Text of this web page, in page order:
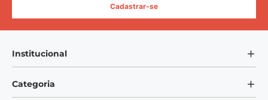
Cadastrar-se
Institucional
Sobre Nós
Categoria